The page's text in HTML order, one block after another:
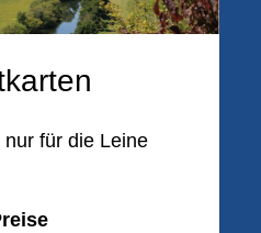
für die Leine